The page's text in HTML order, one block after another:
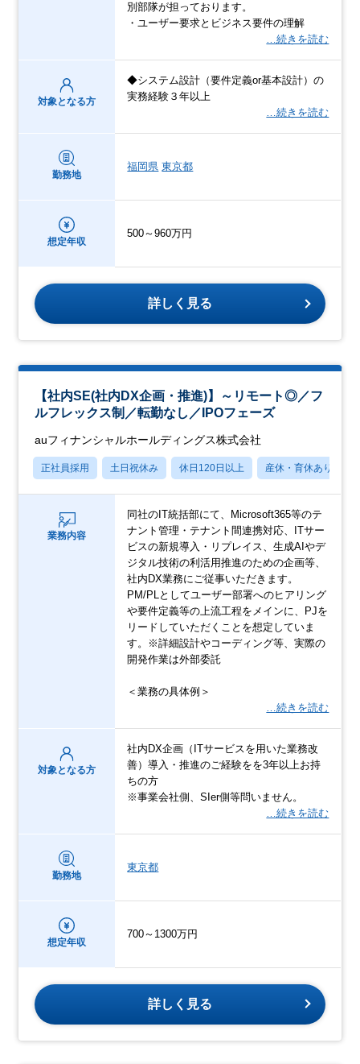
別部隊が担っております。
・ユーザー要求とビジネス要件の理解
…続きを読む
対象となる方
◆システム設計（要件定義or基本設計）の
実務経験３年以上
…続きを読む
勤務地
福岡県 東京都
想定年収
500～960万円
詳しく見る
【社内SE(社内DX企画・推進)】～リモート◎／フ
ルフレックス制／転勤なし／IPOフェーズ
auフィナンシャルホールディングス株式会社
正社員採用 土日祝休み 休日120日以上 産休・育休あり
業務内容
同社のIT統括部にて、Microsoft365等のテ
ナント管理・テナント間連携対応、ITサー
ビスの新規導入・リプレイス、生成AIやデ
ジタル技術の利活用推進のための企画等、
社内DX業務にご従事いただきます。
PM/PLとしてユーザー部署へのヒアリング
や要件定義等の上流工程をメインに、PJを
リードしていただくことを想定していま
す。※詳細設計やコーディング等、実際の
開発作業は外部委託
＜業務の具体例＞
…続きを読む
対象となる方
社内DX企画（ITサービスを用いた業務改
善）導入・推進のご経験をを3年以上お持
ちの方
※事業会社側、SIer側等問いません。
…続きを読む
勤務地
東京都
想定年収
700～1300万円
詳しく見る